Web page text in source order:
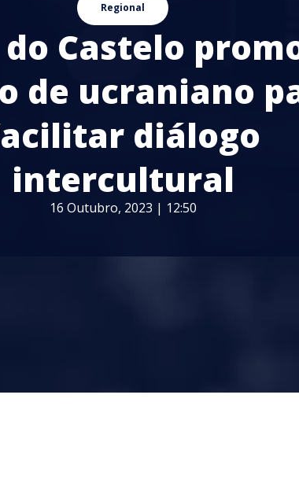
Regional
Castelo
de ucraniano
diálogo
intercultural
16 Outubro, 2023 | 12:50